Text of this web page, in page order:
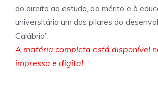
do direito ao estudo, ao mérito e à
universitária um dos pilares do
Calábria”.
A matéria completa está disponível
impressa e digital